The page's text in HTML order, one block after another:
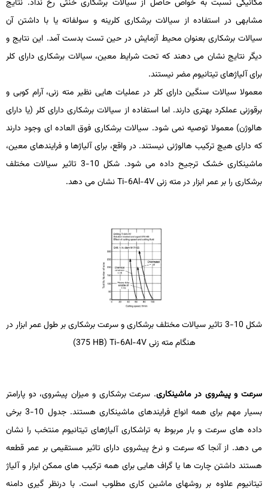
مکانیکی نسبت به خواص حاصل از سیالات برشکاری خنثی رخ نداد. نتایج
مشابهی در استفاده از سیالات برشکاری کلرینه و سولفاته یا با داشتن آن
سیالات برشکاری بعنوان محیط آزمایش در حین تست بدست آمد. این نتایج و
دیگر نتایج نشان می­ دهند که تحت شرایط معین، سیالات برشکاری دارای کلر
برای آلیاژهای تیتانیوم مضر نیستند.
معمولا سیالات سنگین دارای کلر در عملیات­ هایی نظیر مته ­زنی، آرام­ کوبی و
برقوزنی عملکرد بهتری دارند. اما استفاده از سیالات برشکاری دارای کلر (یا دارای
هالوژن) معمولا توصیه نمی ­شود. سیالات برشکاری فوق­ العاده­ ای وجود دارند
که دارای هیچ ترکیب هالوژنی نیستند. در واقع، برای آلیاژها و فرایندهای معین،
ماشین­کاری خشک ترجیح داده می­ شود. شکل 10-3 تاثیر سیالات مختلف
برشکاری را بر عمر ابزار در مته­ زنیTi-6Al-4Vنشان می­ دهد.
شکل 10-3 تاثیر سیالات مختلف برشکاری و سرعت برشکاری بر طول عمر ابزار در
هنگام مته ­زنیTi-6Al-4V
(
HB
375)
سرعت و پیشروی در ماشین­کاری. سرعت برشکاری و میزان پیشروی، دو پارامتر
بسیار مهم برای همه انواع فرایندهای ماشین­کاری هستند. جدول 10-3 برخی
داده­ های سرعت و بار مربوط به تراشکاری آلیاژهای تیتانیوم منتخب را نشان
می­ دهد. از آنجا که سرعت و نرخ پیشروی دارای تاثیر مستقیمی بر عمر قطعه
هستند داشتن چارت­ ها یا گراف­ هایی برای همه ترکیب ­های ممکن ابزار و آلیاژ
تیتانیوم علاوه بر روش­های ماشین­ کاری مطلوب است. با درنظر گیری دامنه